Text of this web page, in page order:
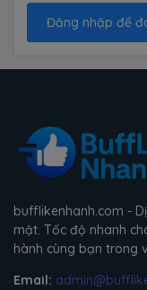
Đăng nhập để
bufflikenhanh.com -
mật. Tốc độ nhanh
hành cùng bạn trong
Email: